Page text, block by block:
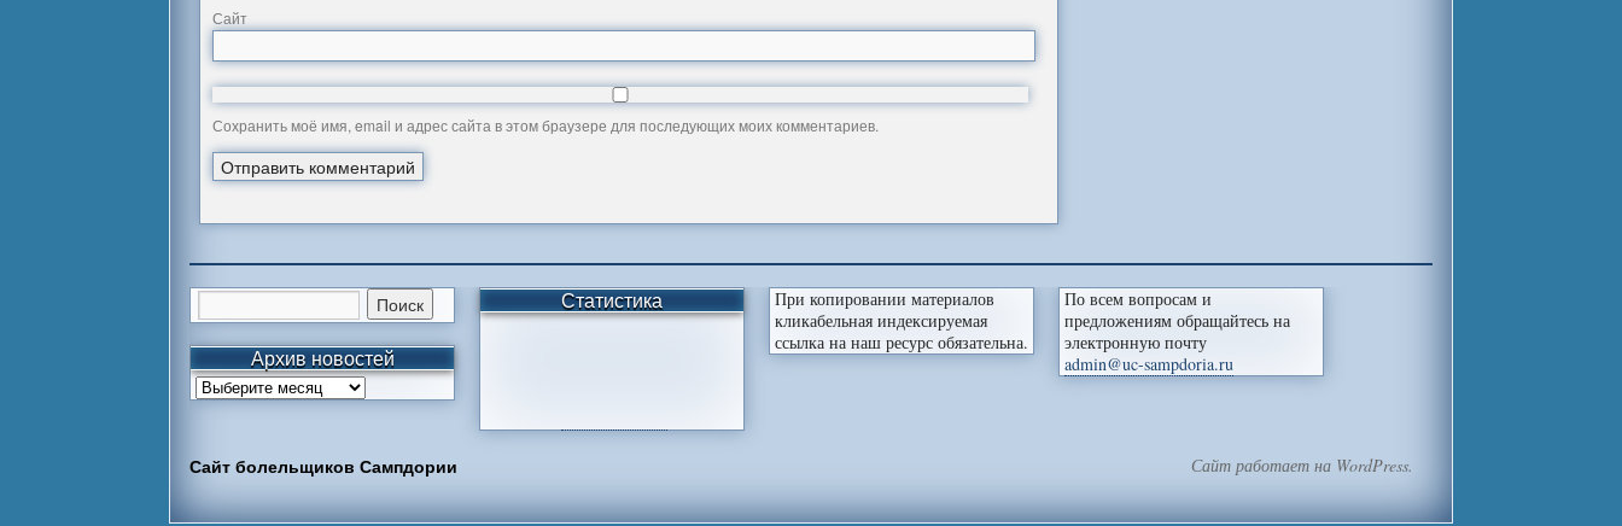
Сайт
Сохранить моё имя, email и адрес сайта в этом браузере для последующих моих комментариев.
Архив новостей
Статистика
При копировании материалов
кликабельная индексируемая
ссылка на наш ресурс обязательна.
По всем вопросам и
предложениям обращайтесь на
электронную почту
admin@uc-sampdoria.ru
Сайт болельщиков Сампдории Сайт работает на WordPress.